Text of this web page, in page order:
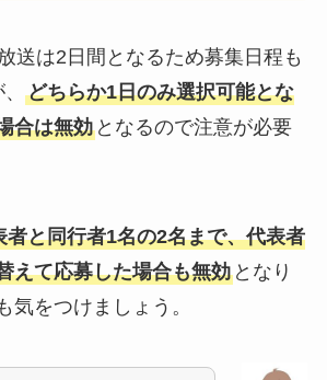
送は2日間となるため募集日程も
どちらか1日のみ選択可能とな
合は無効となるので注意が必要
者と同行者1名の2名まで、代表者
えて応募した場合も無効となり
気をつけましょう。